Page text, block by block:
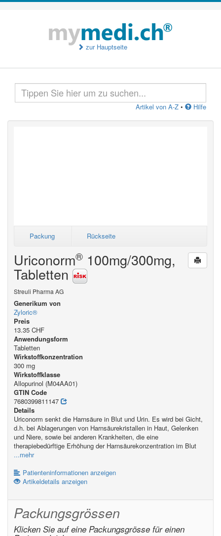
zur Hauptseite
Artikel von A-Z • Hilfe
Packung Rückseite
Uriconorm® 100mg/300mg,
Tabletten
Streuli Pharma AG
Generikum von
Zyloric®
Preis
13.35 CHF
Anwendungsform
Tabletten
Wirkstoffkonzentration
300 mg
Wirkstoffklasse
Allopurinol (M04AA01)
GTIN Code
7680399811147
Details
Uriconorm senkt die Harnsäure in Blut und Urin. Es wird bei Gicht,
d.h. bei Ablagerungen von Harnsäurekristallen in Haut, Gelenken
und Niere, sowie bei anderen Krankheiten, die eine
therapiebedürftige Erhöhung der Harnsäurekonzentration im Blut
...mehr
Patienteninformationen anzeigen
Artikeldetails anzeigen
Packungsgrössen
Klicken Sie auf eine Packungsgrösse für einen